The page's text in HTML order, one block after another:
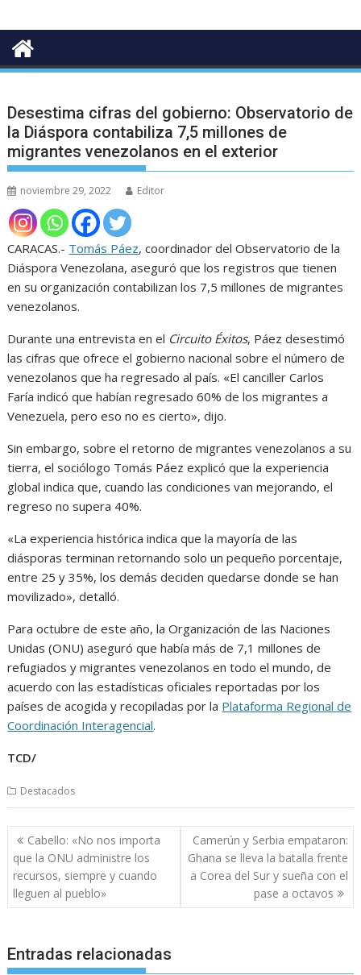
Desestima cifras del gobierno: Observatorio de
la Diáspora contabiliza 7,5 millones de
migrantes venezolanos en el exterior
noviembre 29, 2022 Editor
CARACAS.- Tomás Páez, coordinador del Observatorio de la
Diáspora Venezolana, aseguró que los registros que tienen
en su organización contabilizan los 7,5 millones de migrantes
venezolanos.
Durante una entrevista en el Circuito Éxitos, Páez desestimó
las cifras que ofrece el gobierno nacional sobre el número de
venezolanos que ha regresado al país. «El canciller Carlos
Faría indicó que habían regresado 60% de los migrantes a
Venezuela, pero eso no es cierto», dijo.
Sin embargo, sobre el retorno de migrantes venezolanos a su
tierra, el sociólogo Tomás Páez explicó que la experiencia
global indica que, cuando las condiciones van mejorando, el
regreso no supera 40%.
«La experiencia histórica indica que la mayoría de las
diásporas terminan retornando solo un pequeño porcentaje,
entre 25 y 35%, los demás deciden quedarse donde se han
movilizado», detalló.
Para octubre de este año, la Organización de las Naciones
Unidas (ONU) aseguró que había más de 7,1 millones de
refugiados y migrantes venezolanos en todo el mundo, de
acuerdo con las estadísticas oficiales reportadas por los
países de acogida y recopiladas por la Plataforma Regional de
Coordinación Interagencial.
TCD/
Destacados
Navegación
de
entradas
Cabello: «No nos importa
que la ONU administre los
recursos, siempre y cuando
lleguen al pueblo»
Camerún y Serbia empataron:
Ghana se lleva la batalla frente
a Corea del Sur y sueña con el
pase a octavos
Entradas relacionadas